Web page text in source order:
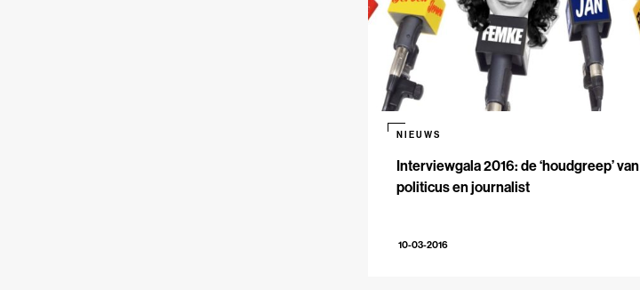
Interviewgala 2016: de ‘houdgreep’ van
politicus en journalist
NIEUWS
10-03-2016